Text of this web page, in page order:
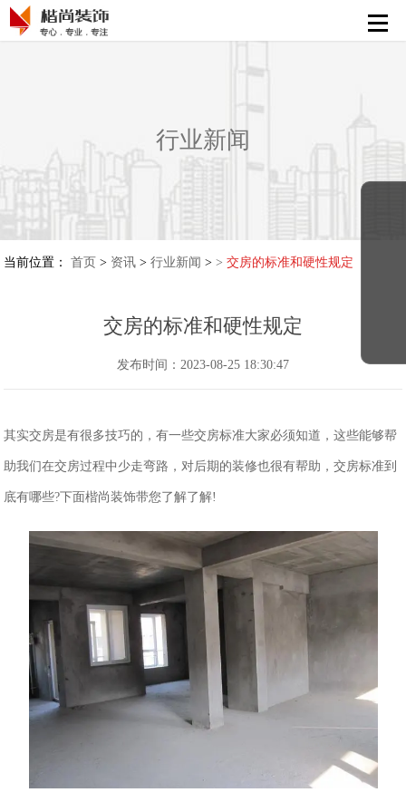
商装设计施工
会展搭建执行
别墅民宿设计
解决方案
行业新闻
当前位置： 首页 > 资讯 >行业新闻 >> 交房的标准和硬性规定
交房的标准和硬性规定
发布时间：2023-08-25 18:30:47
其实交房是有很多技巧的，有一些交房标准大家必须知道，这些能够帮
助我们在交房过程中少走弯路，对后期的装修也很有帮助，交房标准到
底有哪些?下面楷尚装饰带您了解了解!